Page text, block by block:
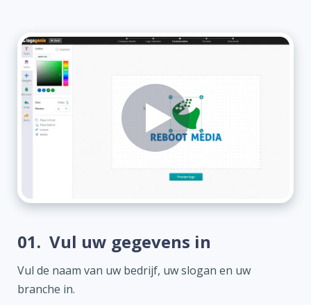
01. Vul uw gegevens in
Vul de naam van uw bedrijf, uw slogan en uw
branche in.